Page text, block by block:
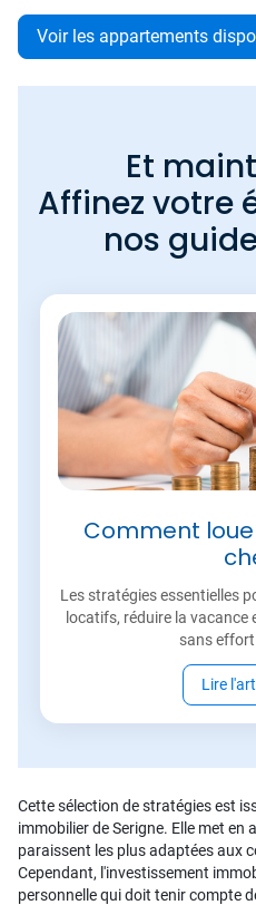
Voir les appartements
Et
Affinez votre
nos
Comment
Les stratégies essentielles
locatifs, réduire la
sans
Lire
Cette sélection de stratégies est
immobilier de Serigne. Elle met
paraissent les plus adaptées aux
Cependant, l'investissement
personnelle qui doit tenir compte